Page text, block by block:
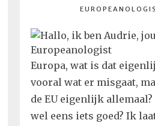
Europa, wat is dat
vooral wat er misgaat,
de EU eigenlijk allemaal?
wel eens iets goed? Ik